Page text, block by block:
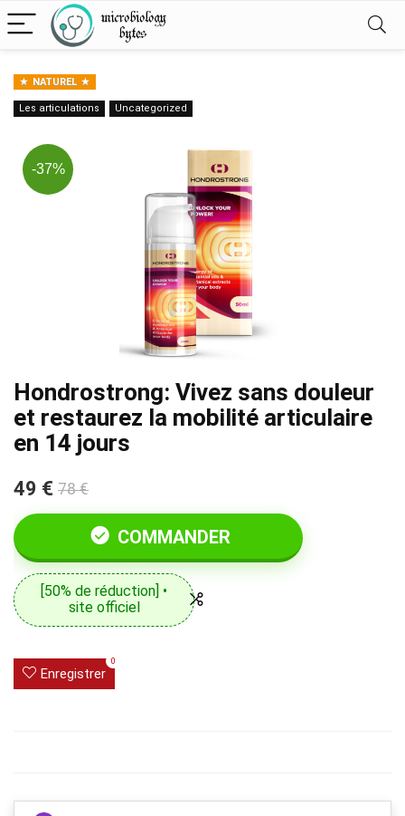
NATUREL
Les articulations Uncategorized
-37%
Hondrostrong: Vivez sans douleur
et restaurez la mobilité articulaire
en 14 jours
49 € 78 €
COMMANDER
[50% de réduction] •
site officiel
Enregistrer
0